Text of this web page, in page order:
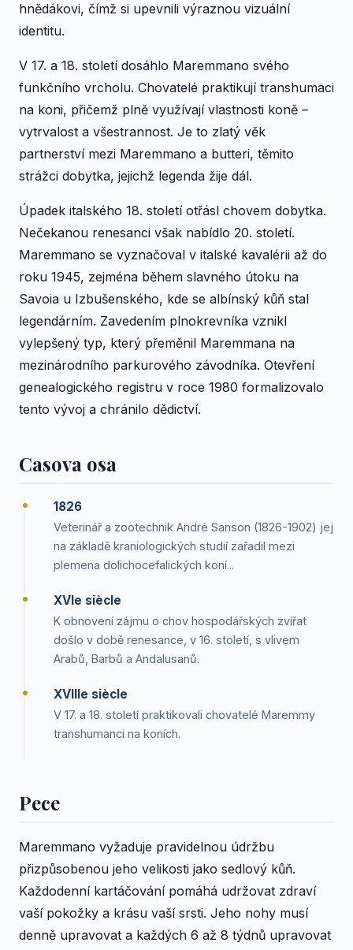
hnědákovi, čímž si upevnili výraznou vizuální
identitu.
V 17. a 18. století dosáhlo Maremmano svého
funkčního vrcholu. Chovatelé praktikují transhumaci
na koni, přičemž plně využívají vlastnosti koně –
vytrvalost a všestrannost. Je to zlatý věk
partnerství mezi Maremmano a butteri, těmito
strážci dobytka, jejichž legenda žije dál.
Úpadek italského 18. století otřásl chovem dobytka.
Nečekanou renesanci však nabídlo 20. století.
Maremmano se vyznačoval v italské kavalérii až do
roku 1945, zejména během slavného útoku na
Savoia u Izbušenského, kde se albínský kůň stal
legendárním. Zavedením plnokrevníka vznikl
vylepšený typ, který přeměnil Maremmana na
mezinárodního parkurového závodníka. Otevření
genealogického registru v roce 1980 formalizovalo
tento vývoj a chránilo dědictví.
Casova osa
1826
Veterinář a zootechnik André Sanson (1826-1902) jej
na základě kraniologických studií zařadil mezi
plemena dolichocefalických koní...
XVIe siècle
K obnovení zájmu o chov hospodářských zvířat
došlo v době renesance, v 16. století, s vlivem
Arabů, Barbů a Andalusanů.
XVIIIe siècle
V 17. a 18. století praktikovali chovatelé Maremmy
transhumanci na koních.
Pece
Maremmano vyžaduje pravidelnou údržbu
přizpůsobenou jeho velikosti jako sedlový kůň.
Každodenní kartáčování pomáhá udržovat zdraví
vaší pokožky a krásu vaší srsti. Jeho nohy musí
denně upravovat a každých 6 až 8 týdnů upravovat